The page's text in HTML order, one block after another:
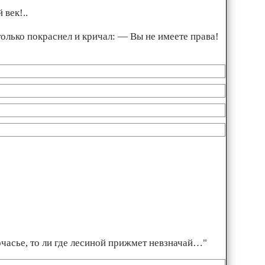
век!..
покраснел и кричал: — Вы не имеете права!
то ли где лесиной прижмет невзначай…"